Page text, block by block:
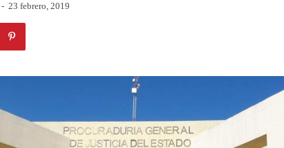
- 23 febrero, 2019